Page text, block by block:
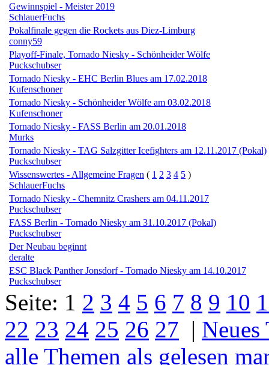
Gewinnspiel - Meister 2019
SchlauerFuchs
Pokalfinale gegen die Rockets aus Diez-Limburg
conny59
Playoff-Finale, Tornado Niesky - Schönheider Wölfe
Puckschubser
Tornado Niesky - EHC Berlin Blues am 17.02.2018
Kufenschoner
Tornado Niesky - Schönheider Wölfe am 03.02.2018
Kufenschoner
Tornado Niesky - FASS Berlin am 20.01.2018
Murks
Tornado Niesky - TAG Salzgitter Icefighters am 12.11.2017 (Pokal)
Puckschubser
Wissenswertes - Allgemeine Fragen ( 1 2 3 4 5 )
SchlauerFuchs
Tornado Niesky - Chemnitz Crashers am 04.11.2017
Puckschubser
FASS Berlin - Tornado Niesky am 31.10.2017 (Pokal)
Puckschubser
Der Neubau beginnt
deralte
ESC Black Panther Jonsdorf - Tornado Niesky am 14.10.2017
Puckschubser
Seite: 1 2 3 4 5 6 7 8 9 10
22 23 24 25 26 27 | Neues
alle Themen als gelesen